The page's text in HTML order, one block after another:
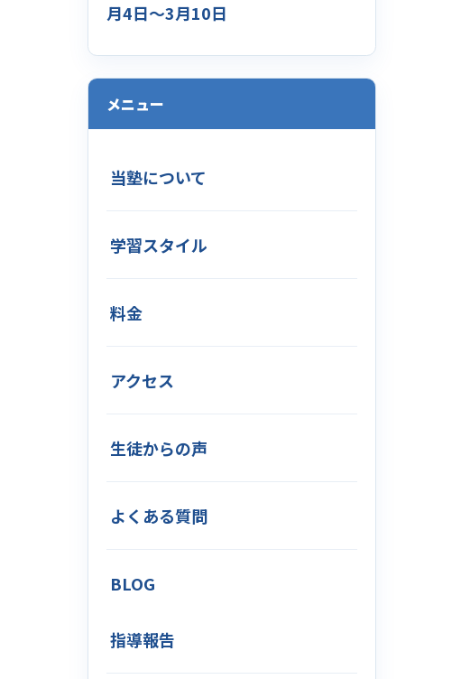
月4日～3月10日
メニュー
当塾について
学習スタイル
料金
アクセス
生徒からの声
よくある質問
BLOG
指導報告